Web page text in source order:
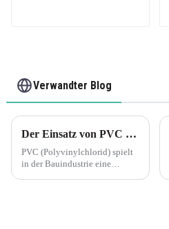
Verwandter Blog
Der Einsatz von PVC (Polyvinylchlorid) in verschiedenen Anwendungen hatte erhebliche Auswirkungen auf die Bauindustrie
PVC (Polyvinylchlorid) spielt
in der Bauindustrie eine